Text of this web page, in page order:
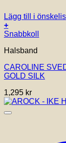
Lägg till i
+
Snabbkoll
Halsband
CAROLINE
GOLD SILK
1,295 kr